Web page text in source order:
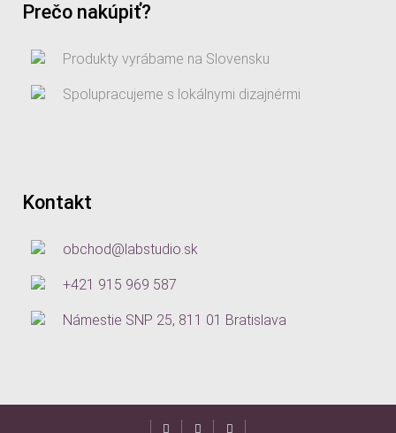
Prečo nakúpiť?
Produkty vyrábame na Slovensku
Spolupracujeme s lokálnymi dizajnérmi
Kontakt
obchod@labstudio.sk
+421 915 969 587
Námestie SNP 25, 811 01 Bratislava